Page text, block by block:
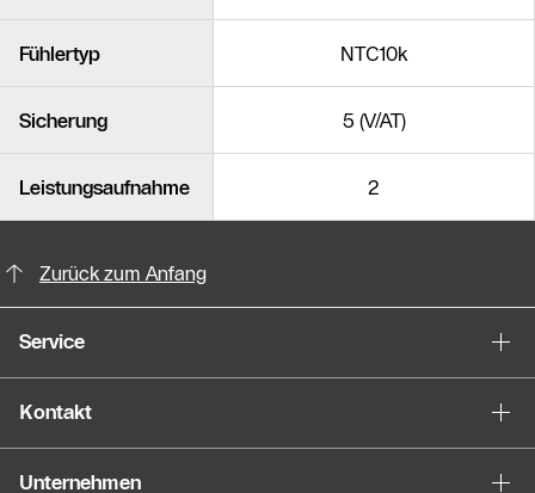
Fühlertyp NTC10k
Sicherung 5 (V/AT)
Leistungsaufnahme 2
Slider Bildergalerie
Zurück zum Anfang
Service
Kontakt
Unternehmen